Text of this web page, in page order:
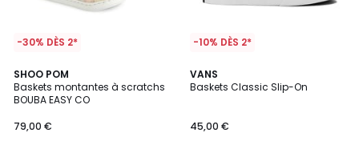
-30% DÈS 2*
SHOO POM
Baskets montantes à scratchs
BOUBA EASY CO
79,00 €
-10% DÈS 2*
VANS
Baskets Classic Slip-On
45,00 €
4,1
/ 5